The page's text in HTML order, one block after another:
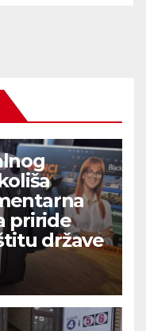
priride
države